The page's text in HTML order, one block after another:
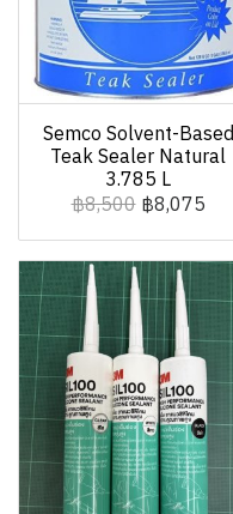
Semco Solvent-Based
Teak Sealer Natural
3.785 L
฿8,500 ฿8,075